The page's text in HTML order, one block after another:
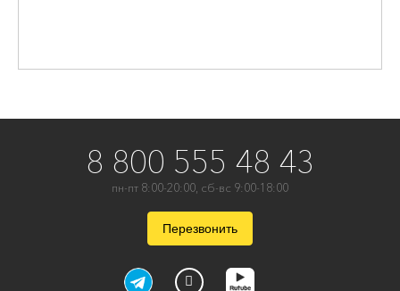
8 800 555 48 43
пн-пт 8:00-20:00, сб-вс 9:00-18:00
Перезвонить